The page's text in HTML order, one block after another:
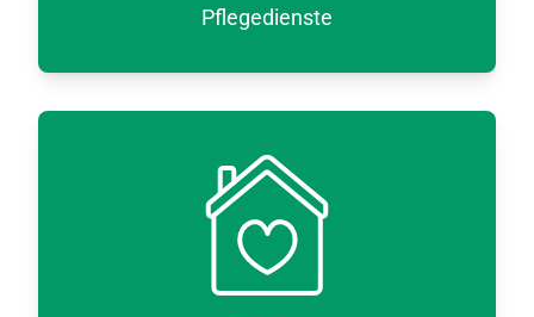
Pflegedienste